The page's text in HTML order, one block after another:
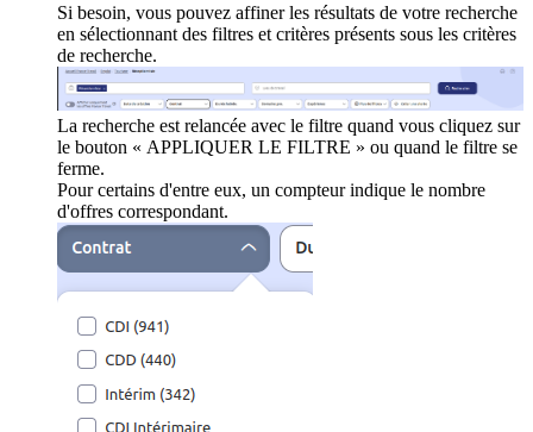
Si besoin, vous pouvez affiner les résultats de votre recherche
en sélectionnant des filtres et critères présents sous les critères
de recherche.
La recherche est relancée avec le filtre quand vous cliquez sur
le bouton « APPLIQUER LE FILTRE » ou quand le filtre se
ferme.
Pour certains d'entre eux, un compteur indique le nombre
d'offres correspondant.